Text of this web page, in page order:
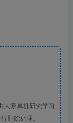
大家单机研究学习
删除处理。